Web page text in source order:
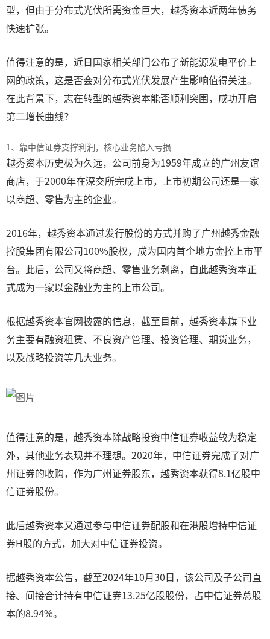
型，但由于分布式光伏所需资金巨大，越秀资本近两年债务
快速扩张。
值得注意的是，近日国家相关部门公布了新能源发电平价上
网的政策，这是否会对分布式光伏发展产生影响值得关注。
在此背景下，志在转型的越秀资本能否顺利突围，成功开启
第二增长曲线？
1、靠中信证券支撑利润，核心业务陷入亏损
越秀资本历史极为久远，公司前身为1959年成立的广州友谊
商店，于2000年在深交所完成上市，上市初期公司还是一家
以商超、零售为主的企业。
2016年，越秀资本通过发行股份的方式并购了广州越秀金融
控股集团有限公司100%股权，成为国内首个地方金控上市平
台。此后，公司又将商超、零售业务剥离，自此越秀资本正
式成为一家以金融业为主的上市公司。
根据越秀资本官网披露的信息，截至目前，越秀资本旗下业
务主要有融资租赁、不良资产管理、投资管理、期货业务，
以及战略投资等几大业务。
值得注意的是，越秀资本除战略投资中信证券收益较为稳定
外，其他业务表现并不理想。2020年，中信证券完成了对广
州证券的收购，作为广州证券股东，越秀资本获得8.1亿股中
信证券股份。
此后越秀资本又通过参与中信证券配股和在港股增持中信证
券H股的方式，加大对中信证券投资。
据越秀资本公告，截至2024年10月30日，该公司及子公司直
接、间接合计持有中信证券13.25亿股股份，占中信证券总股
本的8.94%。